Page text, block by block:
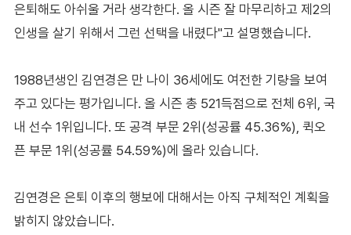
은퇴해도 아쉬울 거라 생각한다. 올 시즌 잘 마무리하고 제2의
인생을 살기 위해서 그런 선택을 내렸다"고 설명했습니다.
1988년생인 김연경은 만 나이 36세에도 여전한 기량을 보여
주고 있다는 평가입니다. 올 시즌 총 521득점으로 전체 6위, 국
내 선수 1위입니다. 또 공격 부문 2위(성공률 45.36%), 퀵오
픈 부문 1위(성공률 54.59%)에 올라 있습니다.
김연경은 은퇴 이후의 행보에 대해서는 아직 구체적인 계획을
밝히지 않았습니다.